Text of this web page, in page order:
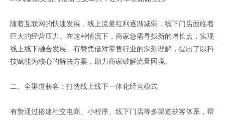
随着互联网的快速发展，线上流量红利逐渐减弱，线下门店面临着
巨大的经营压力。在这种情况下，商家急需寻找新的增长点，实现
线上线下融合发展。有赞凭借对零售行业的深刻理解，提出了以科
技赋能为核心的解决方案，助力商家破解流量困境。
二、全渠道获客：打造线上线下一体化经营模式
有赞通过搭建社交电商、小程序、线下门店等多渠道获客体系，帮